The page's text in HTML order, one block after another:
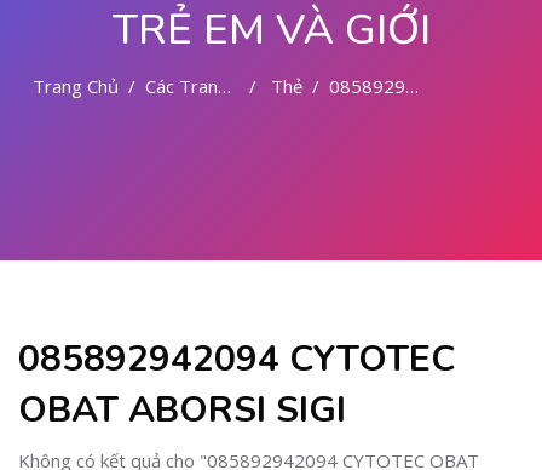
TRẺ EM VÀ GIỚI
Trang Chủ Các Trang Của Hệ Thống Thẻ 085892942094 CYTOTEC OBAT ABORSI SIGI
085892942094 CYTOTEC
OBAT ABORSI SIGI
Không có kết quả cho "085892942094 CYTOTEC OBAT